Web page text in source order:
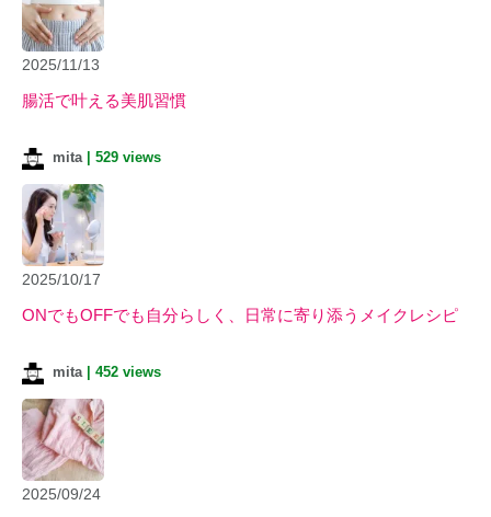
2025/11/13
腸活で叶える美肌習慣
mita| 529 views
2025/10/17
ONでもOFFでも自分らしく、日常に寄り添うメイクレシピ
mita| 452 views
2025/09/24